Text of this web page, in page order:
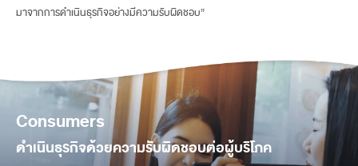
มาจากการดำเนินธุรกิจอย่างมีความรับผิดชอบ”
Consumers
ดำเนินธุรกิจด้วยความรับผิดชอบต่อผู้บริโภค